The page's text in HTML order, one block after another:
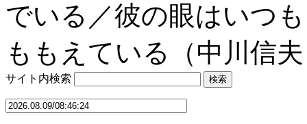
でいる／彼の眼はいつ
ももえている（中川信
サイト内検索